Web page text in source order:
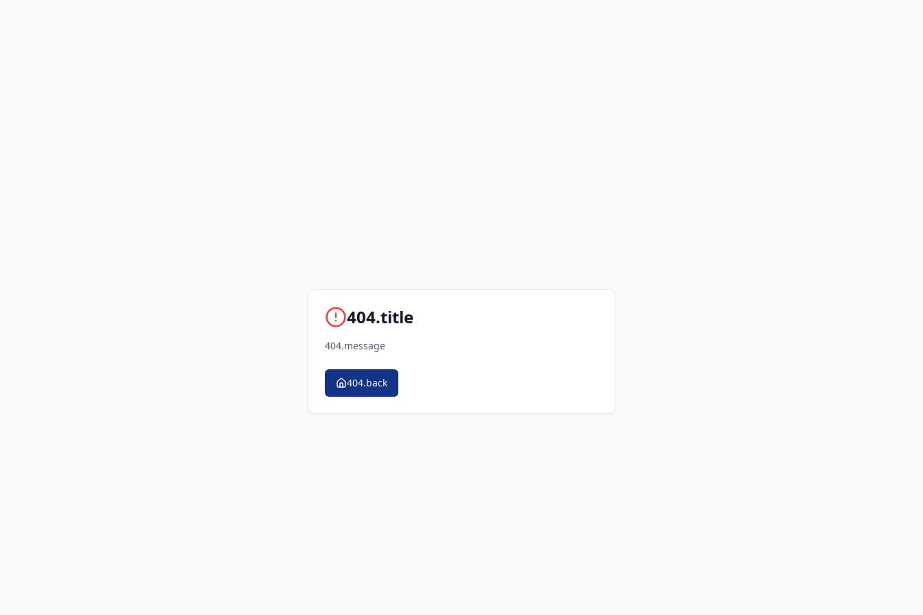
404.title
404.message
404.back